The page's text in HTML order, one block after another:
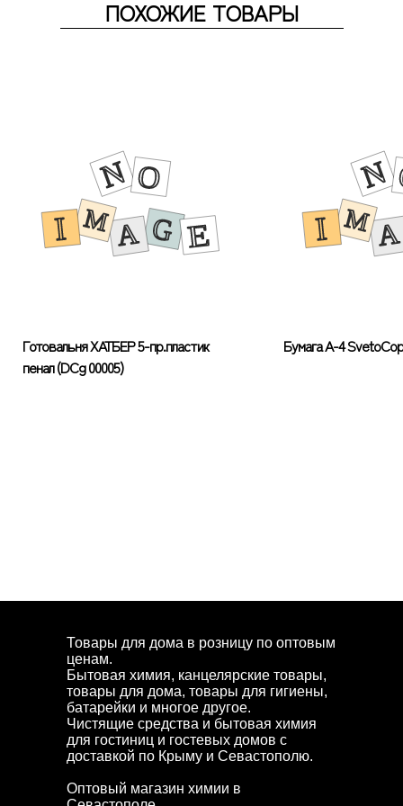
ПОХОЖИЕ ТОВАРЫ
Готовальня ХАТБЕР 5-пр.пластик
пенал (DCg 00005)
Бумага А-4
Товары для дома в розницу по оптовым
ценам.
Бытовая химия, канцелярские товары,
товары для дома, товары для гигиены,
батарейки и многое другое.
Чистящие средства и бытовая химия
для гостиниц и гостевых домов с
доставкой по Крыму и Севастополю.
Оптовый магазин химии в